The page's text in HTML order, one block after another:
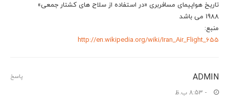
تاریخ هواپیمای مسافربری «در استفاده از سلاح های کشتار جمعی»
1988 می باشد
منبع:
http://en.wikipedia.org/wiki/Iran_Air_Flight_655
ADMIN
- 8:53 ب.ظ
پاسخ